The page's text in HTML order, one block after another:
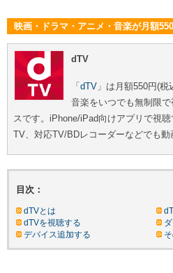
映画・ドラマ・アニメ・音楽が月額
dTV
「 dTV 」は月額550円(税
音楽をいつでも無制限
スです。iPhone/iPad向けアプリで視
TV、対応TV/BDレコーダーなどでも動
目次：
dTVとは
dTVを視聴する
デバイス追加する